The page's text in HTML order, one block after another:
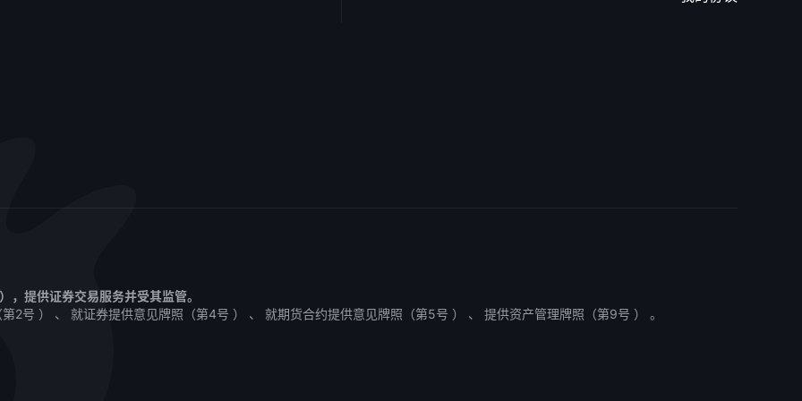
，提供证券交易服务并受其监管。
2号 ） 、 就证券提供意见牌照（第4号 ） 、 就期货合约提供意见牌照（第5号 ） 、 提供资产管理牌照（第9号 ） 。